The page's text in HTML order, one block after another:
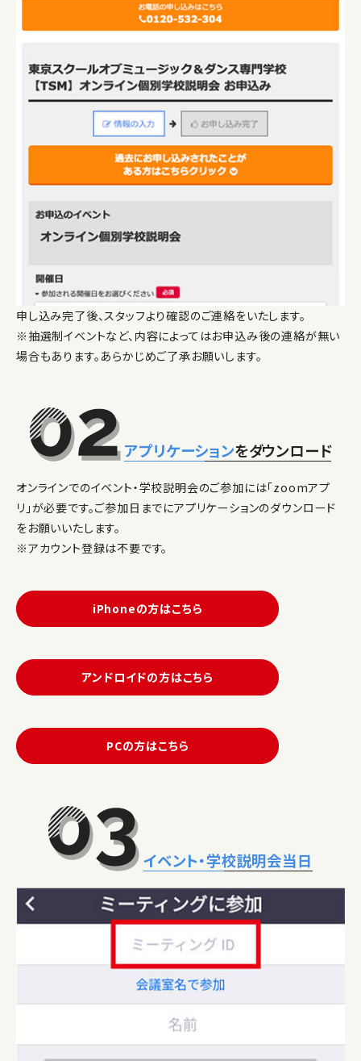
申し込み完了後、スタッフより確認のご連絡をいたします。
※抽選制イベントなど、内容によってはお申込み後の連絡が無い
場合もあります。あらかじめご了承お願いします。
アプリケーションをダウンロード
オンラインでのイベント・学校説明会のご参加には「zoomアプ
リ」が必要です。ご参加日までにアプリケーションのダウンロード
をお願いいたします。
※アカウント登録は不要です。
iPhoneの方はこちら
アンドロイドの方はこちら
PCの方はこちら
イベント・学校説明会当日